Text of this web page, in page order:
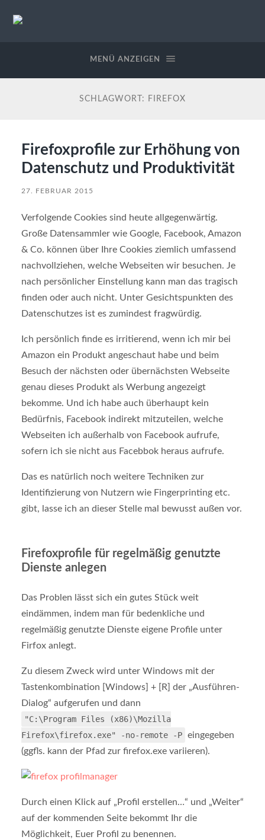
MENÜ ANZEIGEN
SCHLAGWORT: FIREFOX
Firefoxprofile zur Erhöhung von
Datenschutz und Produktivität
27. FEBRUAR 2015
Verfolgende Cookies sind heute allgegenwärtig.
Große Datensammler wie Google, Facebook, Amazon
& Co. können über Ihre Cookies ziemlich umfassend
nachvollziehen, welche Webseiten wir besuchen. Je
nach persönlicher Einstellung kann man das tragisch
finden oder auch nicht. Unter Gesichtspunkten des
Datenschutzes ist es zumindest fragwürdig.
Ich persönlich finde es irritierend, wenn ich mir bei
Amazon ein Produkt angeschaut habe und beim
Besuch der nächsten oder übernächsten Webseite
genau dieses Produkt als Werbung angezeigt
bekomme. Und ich habe auch überhaupt kein
Bedürfnis, Facebook indirekt mitzuteilen, welche
Webseiten ich außerhalb von Facebook aufrufe,
sofern ich sie nicht aus Facebbok heraus aufrufe.
Das es natürlich noch weitere Techniken zur
Identifizierung von Nutzern wie Fingerprinting etc.
gibt, lasse ich an dieser Stelle mal bewusst außen vor.
Firefoxprofile für regelmäßig genutzte
Dienste anlegen
Das Problen lässt sich ein gutes Stück weit
eindämmen, indem man für bedenkliche und
regelmäßig genutzte Dienste eigene Profile unter
Firfox anlegt.
Zu diesem Zweck wird unter Windows mit der
Tastenkombination [Windows] + [R] der „Ausführen-
Dialog“ aufgerufen und dann
"C:\Program Files (x86)\Mozilla
Firefox\firefox.exe" -no-remote -P eingegeben
(ggfls. kann der Pfad zur firefox.exe variieren).
Durch einen Klick auf „Profil erstellen…“ und „Weiter“
auf der kommenden Seite bekommt Ihr die
Möglichkeit, Euer Profil zu benennen.